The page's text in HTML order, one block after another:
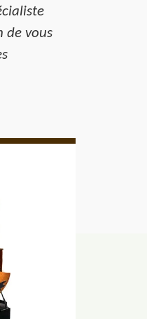
de vous